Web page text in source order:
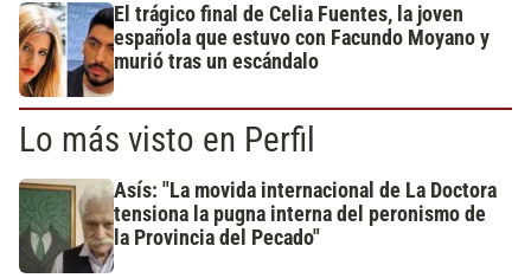
El trágico final de Celia Fuentes, la joven
española que estuvo con Facundo Moyano y
murió tras un escándalo
Lo más visto en Perfil
Asís: "La movida internacional de La Doctora
tensiona la pugna interna del peronismo de
la Provincia del Pecado"